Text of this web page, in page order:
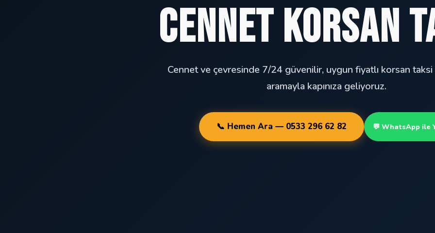
Cennet Korsan
Cennet ve çevresinde 7/24 güvenilir, uygun fiyatlı korsan taksi
aramayla kapınıza geliyoruz.
📞 Hemen Ara — 0533 296 62 82 💬 WhatsApp ile